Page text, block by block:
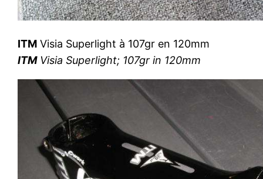
ITM Visia Superlight à 107gr en 120mm
ITMVisia Superlight; 107gr in 120mm